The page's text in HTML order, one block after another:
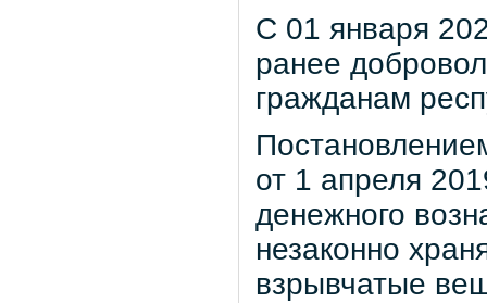
С 01 января
ранее
гражданам
от 1 апреля
денежного
незаконно
взрывчатые